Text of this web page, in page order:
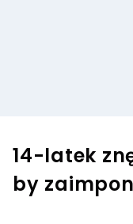
14-latek
by